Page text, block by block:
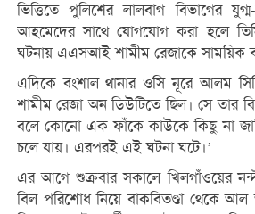
ভিত্তিতে পুলিশের লালবাগ বিভাগের
আহমেদের সাথে যোগযোগ করা হলে
ঘটনায় এএসআই শামীম রেজাকে সাময়িক
এদিকে বংশাল থানার ওসি নূরে আলম
শামীম রেজা অন ডিউটিতে ছিল। সে তার
বলে কোনো এক ফাঁকে কাউকে কিছু না
চলে যায়। এরপরই এই ঘটনা ঘটে।’
এর আগে শুক্রবার সকালে খিলগাঁওয়ের
বিল পরিশোধ নিয়ে বাকবিতণ্ডা থেকে